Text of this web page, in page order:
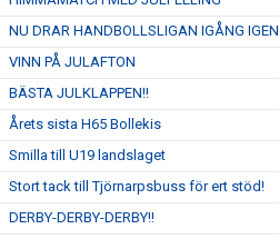
NU DRAR HANDBOLLSLIGAN IGÅNG IGEN
VINN PÅ JULAFTON
BÄSTA JULKLAPPEN!!
Årets sista H65 Bollekis
Smilla till U19 landslaget
Stort tack till Tjörnarpsbuss för ert stöd!
DERBY-DERBY-DERBY!!